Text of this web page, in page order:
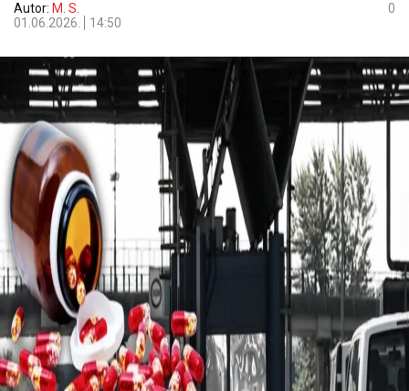
Autor: M. S.
01.06.2026.
14:50
0